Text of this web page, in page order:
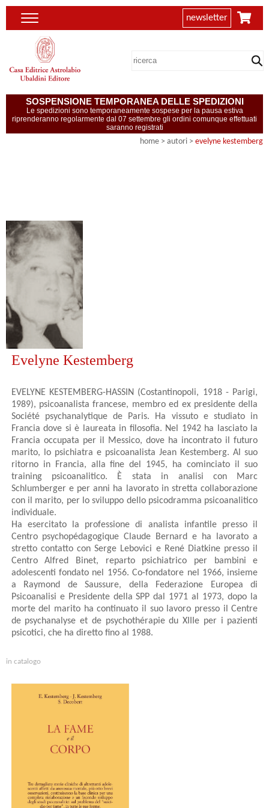
newsletter
SOSPENSIONE TEMPORANEA DELLE SPEDIZIONI
Le spedizioni sono temporaneamente sospese per la pausa estiva
riprenderanno regolarmente dal 07 settembre gli ordini comunque effettuati
saranno registrati
home > autori > evelyne kestemberg
Evelyne Kestemberg
EVELYNE KESTEMBERG-HASSIN (Costantinopoli, 1918 - Parigi,
1989), psicoanalista francese, membro ed ex presidente della
Société psychanalytique de Paris. Ha vissuto e studiato in
Francia dove si è laureata in filosofia. Nel 1942 ha lasciato la
Francia occupata per il Messico, dove ha incontrato il futuro
marito, lo psichiatra e psicoanalista Jean Kestemberg. Al suo
ritorno in Francia, alla fine del 1945, ha cominciato il suo
training psicoanalitico. È stata in analisi con Marc
Schlumberger e per anni ha lavorato in stretta collaborazione
con il marito, per lo sviluppo dello psicodramma psicoanalitico
individuale.
Ha esercitato la professione di analista infantile presso il
Centro psychopédagogique Claude Bernard e ha lavorato a
stretto contatto con Serge Lebovici e René Diatkine presso il
Centro Alfred Binet, reparto psichiatrico per bambini e
adolescenti fondato nel 1956. Co-fondatore nel 1966, insieme
a Raymond de Saussure, della Federazione Europea di
Psicoanalisi e Presidente della SPP dal 1971 al 1973, dopo la
morte del marito ha continuato il suo lavoro presso il Centre
de psychanalyse et de psychothérapie du XIIIe per i pazienti
psicotici, che ha diretto fino al 1988.
in catalogo